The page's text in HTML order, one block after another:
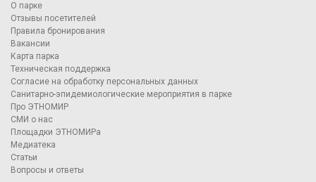
О парке
Отзывы посетителей
Правила бронирования
Вакансии
Карта парка
Техническая поддержка
Согласие на обработку персональных данных
Санитарно-эпидемиологические мероприятия в парке
Про ЭТНОМИР
СМИ о нас
Площадки ЭТНОМИРа
Медиатека
Статьи
Вопросы и ответы